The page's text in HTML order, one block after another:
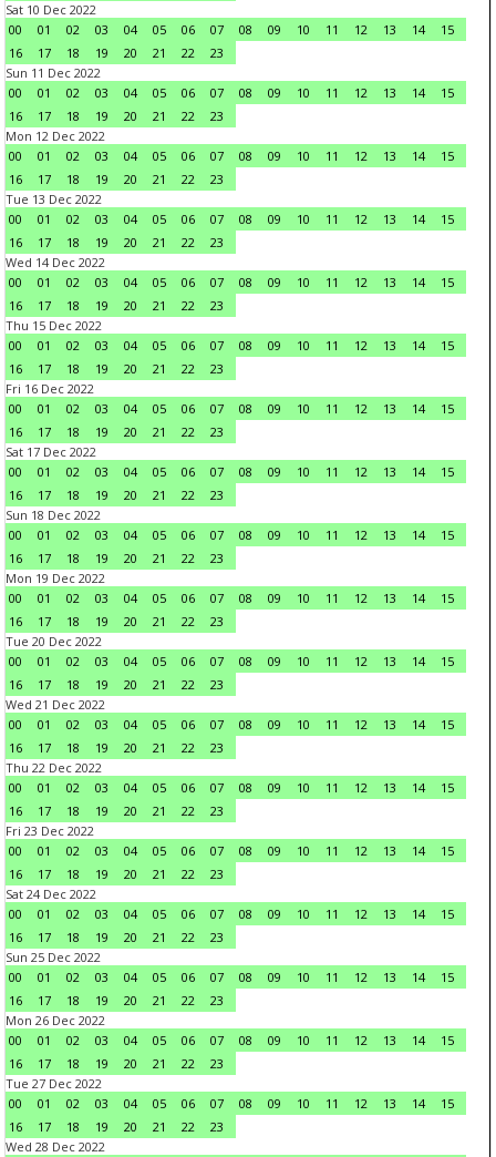
Sat 10 Dec 2022
00
01 02 03 04 05 06 07 08 09 10 11 12 13 14
15
16
17 18 19 20 21 22
23
Sun 11 Dec 2022
00
01 02 03 04 05 06 07 08 09 10 11 12 13 14
15
16
17 18 19 20 21 22
23
Mon 12 Dec 2022
00
01 02 03 04 05 06 07 08 09 10 11 12 13 14
15
16
17 18 19 20 21 22
23
Tue 13 Dec 2022
00
01 02 03 04 05 06 07 08 09 10 11 12 13 14
15
16
17 18 19 20 21 22
23
Wed 14 Dec 2022
00
01 02 03 04 05 06 07 08 09 10 11 12 13 14
15
16
17 18 19 20 21 22
23
Thu 15 Dec 2022
00
01 02 03 04 05 06 07 08 09 10 11 12 13 14
15
16
17 18 19 20 21 22
23
Fri 16 Dec 2022
00
01 02 03 04 05 06 07 08 09 10 11 12 13 14
15
16
17 18 19 20 21 22
23
Sat 17 Dec 2022
00
01 02 03 04 05 06 07 08 09 10 11 12 13 14
15
16
17 18 19 20 21 22
23
Sun 18 Dec 2022
00
01 02 03 04 05 06 07 08 09 10 11 12 13 14
15
16
17 18 19 20 21 22
23
Mon 19 Dec 2022
00
01 02 03 04 05 06 07 08 09 10 11 12 13 14
15
16
17 18 19 20 21 22
23
Tue 20 Dec 2022
00
01 02 03 04 05 06 07 08 09 10 11 12 13 14
15
16
17 18 19 20 21 22
23
Wed 21 Dec 2022
00
01 02 03 04 05 06 07 08 09 10 11 12 13 14
15
16
17 18 19 20 21 22
23
Thu 22 Dec 2022
00
01 02 03 04 05 06 07 08 09 10 11 12 13 14
15
16
17 18 19 20 21 22
23
Fri 23 Dec 2022
00
01 02 03 04 05 06 07 08 09 10 11 12 13 14
15
16
17 18 19 20 21 22
23
Sat 24 Dec 2022
00
01 02 03 04 05 06 07 08 09 10 11 12 13 14
15
16
17 18 19 20 21 22
23
Sun 25 Dec 2022
00
01 02 03 04 05 06 07 08 09 10 11 12 13 14
15
16
17 18 19 20 21 22
23
Mon 26 Dec 2022
00
01 02 03 04 05 06 07 08 09 10 11 12 13 14
15
16
17 18 19 20 21 22
23
Tue 27 Dec 2022
00
01 02 03 04 05 06 07 08 09 10 11 12 13 14
15
16
17 18 19 20 21 22
23
Wed 28 Dec 2022